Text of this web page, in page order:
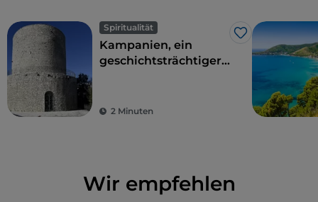
Spiritualität
Like
Kampanien, ein
geschichtsträchtiger
2 Minuten
Wir empfehlen